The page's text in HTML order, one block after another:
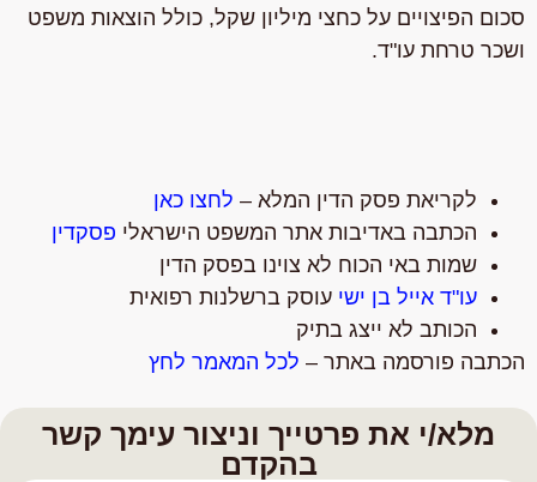
מלא/י את פרטייך וניצור עימך קשר
בהקדם
סכום הפיצויים על כחצי מיליון שקל, כולל הוצאות משפט
ושכר טרחת עו"ד.
לקריאת פסק הדין המלא – לחצו כאן
הכתבה באדיבות אתר המשפט הישראלי פסקדין
שמות באי הכוח לא צוינו בפסק הדין
עו"ד אייל בן ישי עוסק ברשלנות רפואית
הכותב לא ייצג בתיק
הכתבה פורסמה באתר – לכל המאמר לחץ